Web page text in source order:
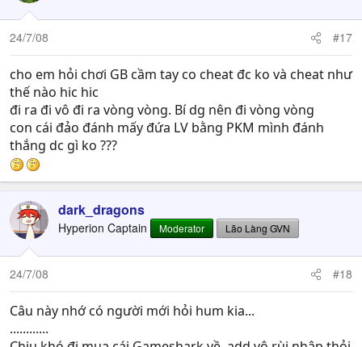
24/7/08 #17
cho em hỏi chơi GB cầm tay co cheat đc ko và cheat như
thế nào hic hic
đi ra đi vô đi ra vòng vòng. Bí dg nên đi vòng vòng
con cái đảo đánh mấy đứa LV bằng PKM mình đánh
thắng dc gì ko ???
dark_dragons
Hyperion Captain Moderator Lão Làng GVN
24/7/08 #18
Câu này nhớ có người mới hỏi hum kia...
............